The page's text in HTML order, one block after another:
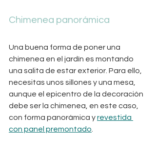
Chimenea panorámica
Una buena forma de poner una
chimenea en el jardín es montando
una salita de estar exterior. Para ello,
necesitas unos sillones y una mesa,
aunque el epicentro de la decoración
debe ser la chimenea, en este caso,
con forma panorámica y revestida
con panel premontado